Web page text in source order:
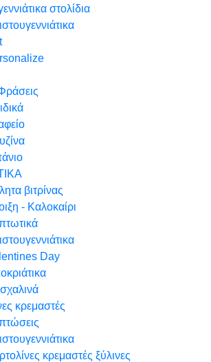
στολίδια
βιτρίνας
- Καλοκαίρι
Day
κρεμαστές
κρεμαστές ξύλινες